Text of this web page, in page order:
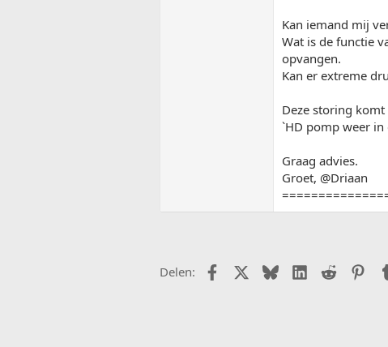
Kan iemand mij
Wat is de functie
opvangen.
Kan er extreme
Deze storing
`HD pomp weer in
Graag advies.
Groet, @Driaan
Delen: FacebookX (Twitter)
BlueskyLinkedIn
Reddit